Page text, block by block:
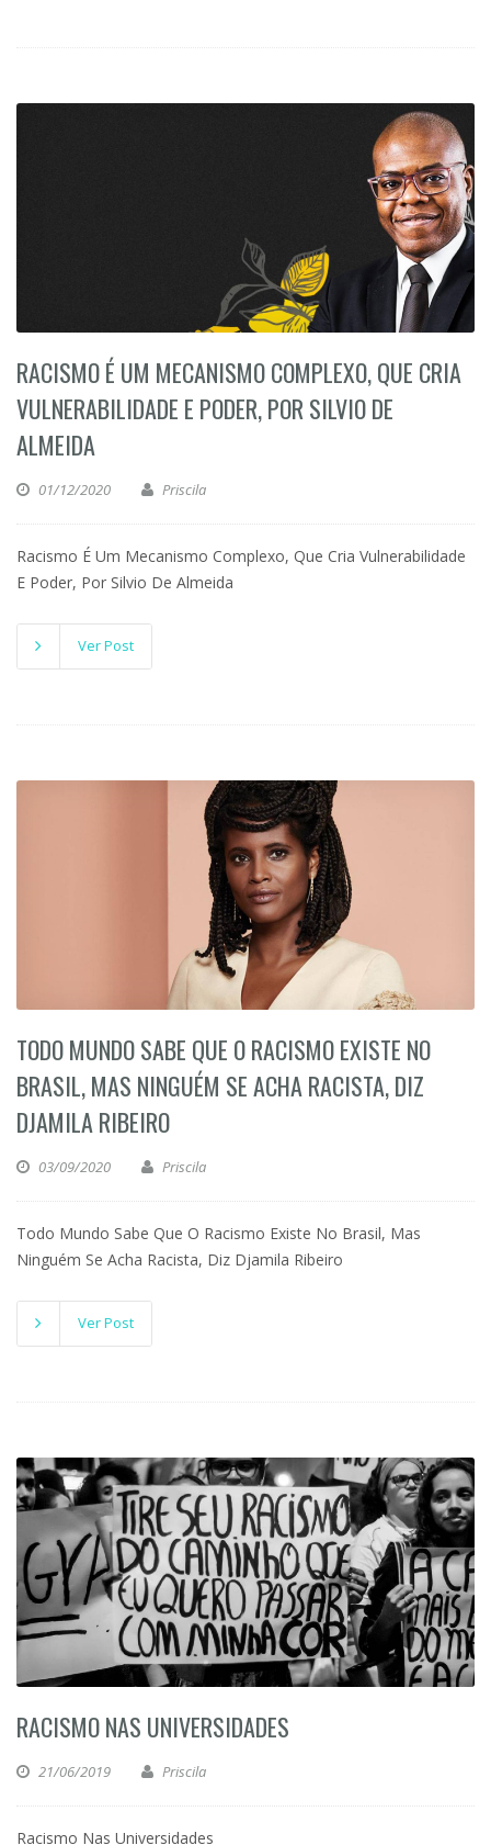
RACISMO É UM MECANISMO COMPLEXO, QUE CRIA
VULNERABILIDADE E PODER, POR SILVIO DE
ALMEIDA
01/12/2020 Priscila
Racismo É Um Mecanismo Complexo, Que Cria Vulnerabilidade
E Poder, Por Silvio De Almeida
Ver Post
TODO MUNDO SABE QUE O RACISMO EXISTE NO
BRASIL, MAS NINGUÉM SE ACHA RACISTA, DIZ
DJAMILA RIBEIRO
03/09/2020 Priscila
Todo Mundo Sabe Que O Racismo Existe No Brasil, Mas
Ninguém Se Acha Racista, Diz Djamila Ribeiro
Ver Post
RACISMO NAS UNIVERSIDADES
21/06/2019 Priscila
Racismo Nas Universidades